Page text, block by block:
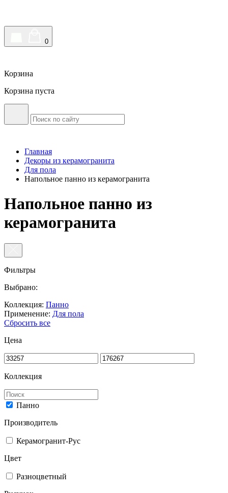
0
Корзина
Корзина пуста
Главная
Декоры из керамогранита
Для пола
Напольное панно из керамогранита
Напольное панно из
керамогранита
Фильтры
Выбрано:
Коллекция: Панно
Применение: Для пола
Сбросить все
Цена
Коллекция
Панно
Производитель
Керамогранит-Рус
Цвет
Разноцветный